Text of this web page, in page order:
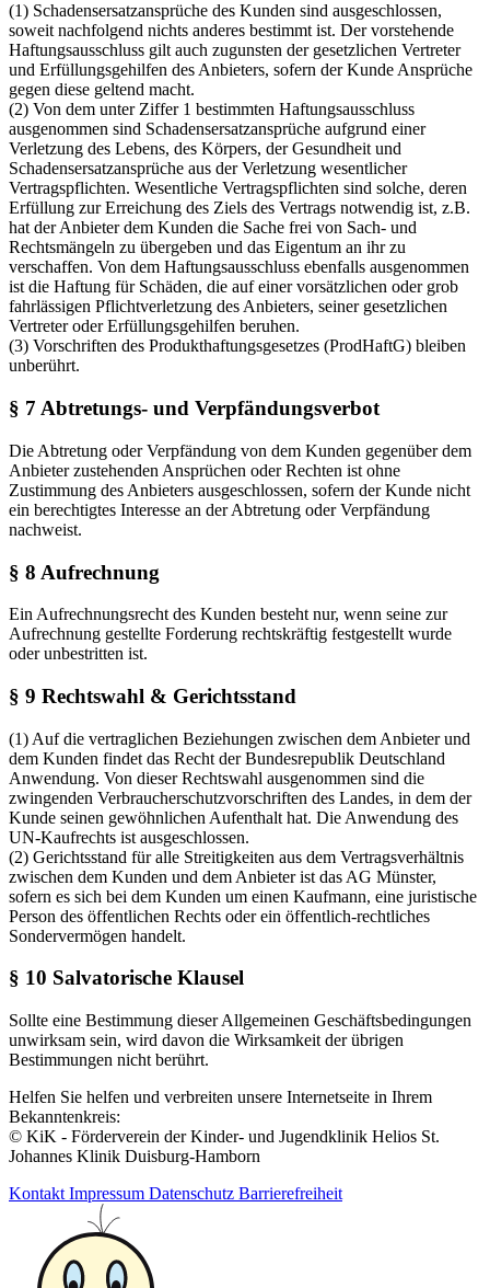
(1) Schadensersatzansprüche des Kunden sind ausgeschlossen,
soweit nachfolgend nichts anderes bestimmt ist. Der vorstehende
Haftungsausschluss gilt auch zugunsten der gesetzlichen Vertreter
und Erfüllungsgehilfen des Anbieters, sofern der Kunde Ansprüche
gegen diese geltend macht.
(2) Von dem unter Ziffer 1 bestimmten Haftungsausschluss
ausgenommen sind Schadensersatzansprüche aufgrund einer
Verletzung des Lebens, des Körpers, der Gesundheit und
Schadensersatzansprüche aus der Verletzung wesentlicher
Vertragspflichten. Wesentliche Vertragspflichten sind solche, deren
Erfüllung zur Erreichung des Ziels des Vertrags notwendig ist, z.B.
hat der Anbieter dem Kunden die Sache frei von Sach- und
Rechtsmängeln zu übergeben und das Eigentum an ihr zu
verschaffen. Von dem Haftungsausschluss ebenfalls ausgenommen
ist die Haftung für Schäden, die auf einer vorsätzlichen oder grob
fahrlässigen Pflichtverletzung des Anbieters, seiner gesetzlichen
Vertreter oder Erfüllungsgehilfen beruhen.
(3) Vorschriften des Produkthaftungsgesetzes (ProdHaftG) bleiben
unberührt.
§ 7 Abtretungs- und Verpfändungsverbot
Die Abtretung oder Verpfändung von dem Kunden gegenüber dem
Anbieter zustehenden Ansprüchen oder Rechten ist ohne
Zustimmung des Anbieters ausgeschlossen, sofern der Kunde nicht
ein berechtigtes Interesse an der Abtretung oder Verpfändung
nachweist.
§ 8 Aufrechnung
Ein Aufrechnungsrecht des Kunden besteht nur, wenn seine zur
Aufrechnung gestellte Forderung rechtskräftig festgestellt wurde
oder unbestritten ist.
§ 9 Rechtswahl & Gerichtsstand
(1) Auf die vertraglichen Beziehungen zwischen dem Anbieter und
dem Kunden findet das Recht der Bundesrepublik Deutschland
Anwendung. Von dieser Rechtswahl ausgenommen sind die
zwingenden Verbraucherschutzvorschriften des Landes, in dem der
Kunde seinen gewöhnlichen Aufenthalt hat. Die Anwendung des
UN-Kaufrechts ist ausgeschlossen.
(2) Gerichtsstand für alle Streitigkeiten aus dem Vertragsverhältnis
zwischen dem Kunden und dem Anbieter ist das AG Münster,
sofern es sich bei dem Kunden um einen Kaufmann, eine juristische
Person des öffentlichen Rechts oder ein öffentlich-rechtliches
Sondervermögen handelt.
§ 10 Salvatorische Klausel
Sollte eine Bestimmung dieser Allgemeinen Geschäftsbedingungen
unwirksam sein, wird davon die Wirksamkeit der übrigen
Bestimmungen nicht berührt.
Helfen Sie helfen und verbreiten unsere Internetseite in Ihrem
Bekanntenkreis:
© KiK - Förderverein der Kinder- und Jugendklinik Helios St.
Johannes Klinik Duisburg-Hamborn
Kontakt Impressum Datenschutz Barrierefreiheit